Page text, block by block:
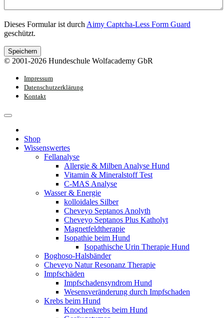
Dieses Formular ist durch Aimy Captcha-Less Form Guard
geschützt.
Speichern
© 2001-2026 Hundeschule Wolfacademy GbR
Impressum
Datenschutzerklärung
Kontakt
Shop
Wissenswertes
Fellanalyse
Allergie & Milben Analyse Hund
Vitamin & Mineralstoff Test
C-MAS Analyse
Wasser & Energie
kolloidales Silber
Cheveyo Septanos Anolyth
Cheveyo Septanos Plus Katholyt
Magnetfeldtherapie
Isopathie beim Hund
Isopathische Urin Therapie Hund
Boghoso-Halsbänder
Cheveyo Natur Resonanz Therapie
Impfschäden
Impfschadensyndrom Hund
Wesensveränderung durch Impfschaden
Krebs beim Hund
Knochenkrebs beim Hund